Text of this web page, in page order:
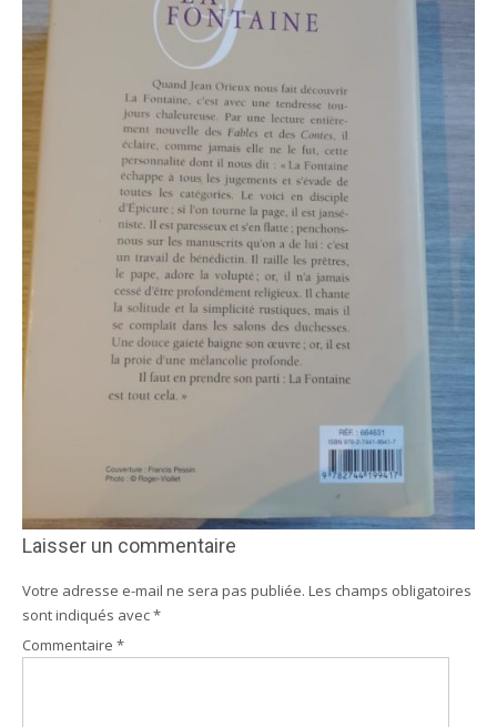
Laisser un commentaire
Votre adresse e-mail ne sera pas publiée. Les champs obligatoires
sont indiqués avec*
Commentaire *